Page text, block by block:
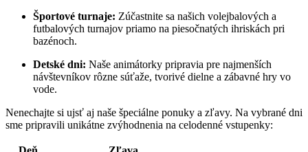
Športové turnaje: Zúčastnite sa našich volejbalových a
futbalových turnajov priamo na piesočnatých ihriskách pri
bazénoch.
Detské dni: Naše animátorky pripravia pre najmenších
návštevníkov rôzne súťaže, tvorivé dielne a zábavné hry vo
vode.
Nenechajte si ujsť aj naše špeciálne ponuky a zľavy. Na vybrané dni
sme pripravili unikátne zvýhodnenia na celodenné vstupenky: